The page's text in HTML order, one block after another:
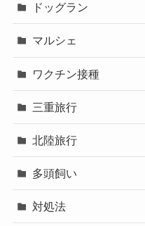
ドッグラン
マルシェ
ワクチン接種
三重旅行
北陸旅行
多頭飼い
対処法